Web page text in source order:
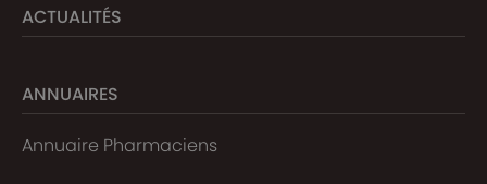
ACTUALITÉS
ANNUAIRES
Annuaire Pharmaciens